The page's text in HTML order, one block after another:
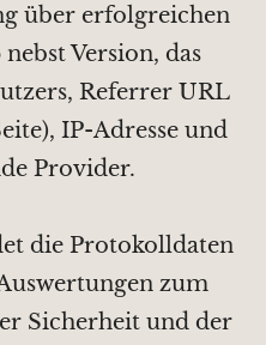
über erfolgreichen
Version, das
Referrer URL
IP-Adresse und
Provider.
die Protokolldaten
zum
Sicherheit und der